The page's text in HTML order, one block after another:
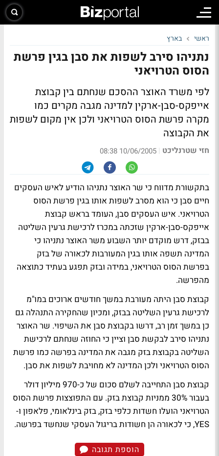
ראשי בארץ
נתניהו סירב לשפות את סבן בגין פרשת
הסוס הטרויאני
לפי משרד האוצר ההסכם שנחתם בין קבוצת
אייפקס-סבן-ארקין למדינה מגבה מקרים כמו
מקרה פרשת הסוס הטרויאני ולכן אין מקום לשפות
את הקבוצה
חזי שטרנליכט |
10/06/2005 08:38
בתקשורת מדווח כי שר האוצר נתניהו הודיע לאיש העסקים
חיים סבן כי הוא מסרב לשפות אותו בגין פרשת הסוס
הטרויאני. איש העסקים סבן, העומד בראש קבוצת
אייפקס-סבן-ארקין שזכתה במכרז לרכישת גרעין השליטה
בבזק, דרש מוקדם יותר השבוע משר האוצר נתניהו כי
המדינה תשפה אותו בגין המעורבות לכאורה של בזק
בפרשת הסוס הטרויאני, במידה ובזק תפגע בעתיד כתוצאה
מהפרשה.
קבוצת סבן היתה מעורבת במשך חודשים ארוכים במו"מ
לרכישת גרעין השליטה בבזק, ומכיון שהחקירה התנהלה גם
כן במשך זמן רב, דרשו בקבוצת סבן את השיפוי. שר האוצר
נתניהו סירב לבקשת סבן וציין כי החוזה שנחתם לרכישת
השליטה בקבוצת בזק מגבה את המדינה בפרשה כמו פרשת
הסוס הטרויאני ולכן המדינה לא מחויבת לשפות את סבן.
קבוצת סבן התחייבה לשלם סכום של כ-970 מיליון דולר
בעבור 30% ממניות קבוצת בזק. עם התפוצצות פרשת הסוס
הטרויאני הועלו חשדות כלפי בזק, בזק בינלאומי, פלאפון ו-
YES, כי לכאורה הן חשודות בריגול העסקי שנחשד בפרשה.
הוספת תגובה